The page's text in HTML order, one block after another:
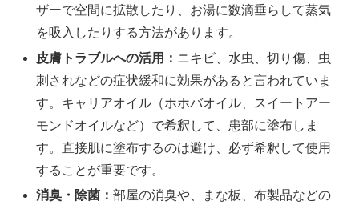
ザーで空間に拡散したり、お湯に数滴垂らして蒸気
を吸入したりする方法があります。
皮膚トラブルへの活用： ニキビ、水虫、切り傷、虫
刺されなどの症状緩和に効果があると言われていま
す。キャリアオイル（ホホバオイル、スイートアー
モンドオイルなど）で希釈して、患部に塗布しま
す。直接肌に塗布するのは避け、必ず希釈して使用
することが重要です。
消臭・除菌：部屋の消臭や、まな板、布製品などの